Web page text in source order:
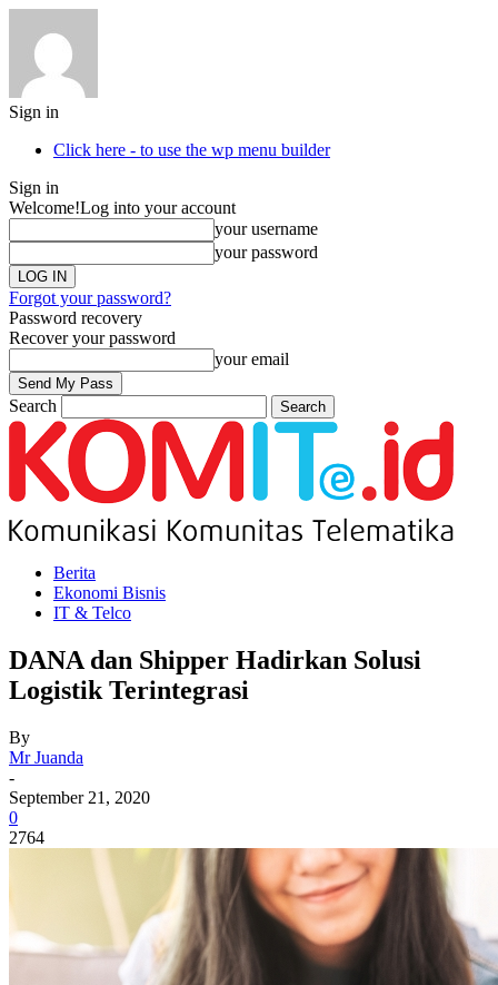
Sign in
Click here - to use the wp menu builder
Sign in
Welcome!Log into your account
your username
your password
Forgot your password?
Password recovery
Recover your password
your email
Search
Berita
Ekonomi Bisnis
IT & Telco
DANA dan Shipper Hadirkan Solusi
Logistik Terintegrasi
By
Mr Juanda
-
September 21, 2020
0
2764